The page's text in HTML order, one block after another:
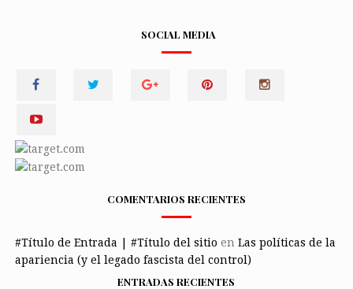
SOCIAL MEDIA
COMENTARIOS RECIENTES
#Título de Entrada | #Título del sitio en Las políticas de la
apariencia (y el legado fascista del control)
ENTRADAS RECIENTES